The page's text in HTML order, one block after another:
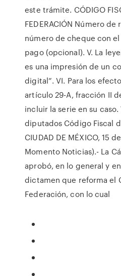
este trámite. CÓDIGO
FEDERACIÓN Número
número de cheque con
pago (opcional). V. La
es una impresión de un
digital”. VI. Para los
artículo 29-A, fracción II
incluir la serie en su caso.
diputados Código Fiscal
CIUDAD DE MÉXICO, 15
Momento Noticias).- La
aprobó, en lo general y
dictamen que reforma el
Federación, con lo cual